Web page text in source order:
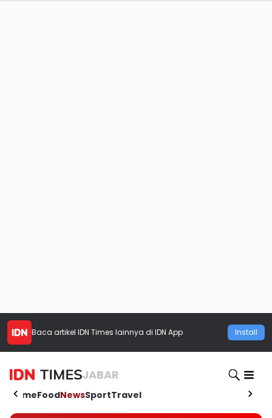
Baca artikel IDN Times lainnya di IDN App Install
JABAR
HomeFoodNewsSportTravel